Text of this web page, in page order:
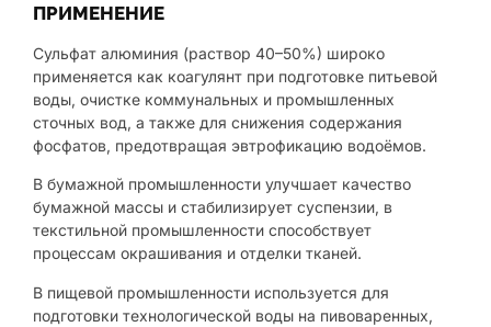
ПРИМЕНЕНИЕ
Сульфат алюминия (раствор 40–50%) широко
применяется как коагулянт при подготовке питьевой
воды, очистке коммунальных и промышленных
сточных вод, а также для снижения содержания
фосфатов, предотвращая эвтрофикацию водоёмов.
В бумажной промышленности улучшает качество
бумажной массы и стабилизирует суспензии, в
текстильной промышленности способствует
процессам окрашивания и отделки тканей.
В пищевой промышленности используется для
подготовки технологической воды на пивоваренных,